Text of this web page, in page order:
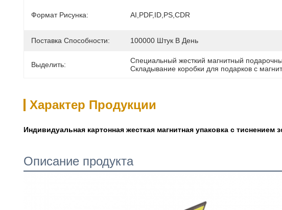
Формат Рисунка: AI,PDF,ID,PS,CDR
Поставка Способности: 100000 Штук В День
Выделить: Специальный жесткий магнитный
Складывание коробки для подарков с
Характер Продукции
Индивидуальная картонная жесткая магнитная упаковка с
Описание продукта